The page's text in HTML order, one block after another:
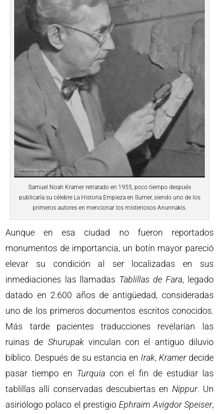
Samuel Noah Kramer retratado en 1955, poco tiempo después
publicaría su célebre La Historia Empieza en Sumer, siendo uno de los
primeros autores en mencionar los misteriosos Anunnakis.
Aunque en esa ciudad no fueron reportados
monumentos de importancia, un botín mayor pareció
elevar su condición al ser localizadas en sus
inmediaciones las llamadas Tablillas de Fara, legado
datado en 2.600 años de antigüedad, consideradas
uno de los primeros documentos escritos conocidos.
Más tarde pacientes traducciones revelarían las
ruinas de Shurupakvinculan con el antiguo diluvio
bíblico. Después de su estancia en Irak, Kramerdecide
pasar tiempo en Turquíacon el fin de estudiar las
tablillas allí conservadas descubiertas en Nippur. Un
asiriólogo polaco el prestigio Ephraim Avigdor Speiser,